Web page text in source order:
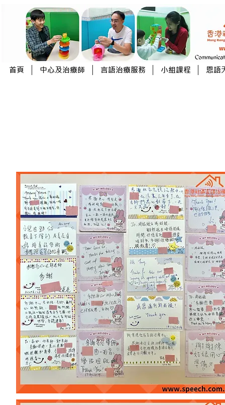
首頁 中心及治療師 言語治療服務 小組課程 恩語